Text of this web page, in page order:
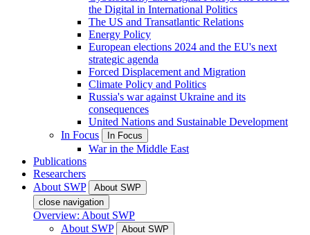
the Digital in International Politics
The US and Transatlantic Relations
Energy Policy
European elections 2024 and the EU's next
strategic agenda
Forced Displacement and Migration
Climate Policy and Politics
Russia's war against Ukraine and its
consequences
United Nations and Sustainable Development
In Focus
In Focus
War in the Middle East
Publications
Researchers
About SWP
About SWP
close navigation
Overview: About SWP
About SWP
About SWP